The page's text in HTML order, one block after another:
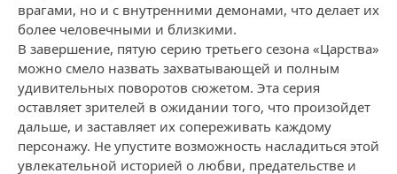
врагами, но и с внутренними демонами, что делает их
более человечными и близкими.
В завершение, пятую серию третьего сезона «Царства»
можно смело назвать захватывающей и полным
удивительных поворотов сюжетом. Эта серия
оставляет зрителей в ожидании того, что произойдет
дальше, и заставляет их сопереживать каждому
персонажу. Не упустите возможность насладиться этой
увлекательной историей о любви, предательстве и